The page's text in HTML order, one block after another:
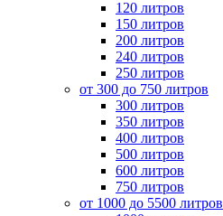
120 литров
150 литров
200 литров
240 литров
250 литров
от 300 до 750 литров
300 литров
350 литров
400 литров
500 литров
600 литров
750 литров
от 1000 до 5500 литров